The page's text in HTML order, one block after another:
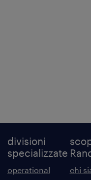
divisioni
specializzate
operational
chi